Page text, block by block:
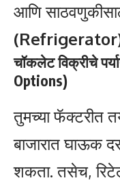
आणि
चॉकलेट विक्रीचे
Options)
तुमच्या फॅक्टरीत
बाजारात घाऊक
शकता. तसेच,